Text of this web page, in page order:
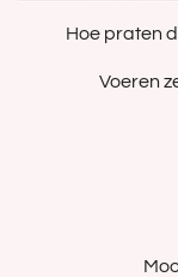
Hoe praten
Voeren